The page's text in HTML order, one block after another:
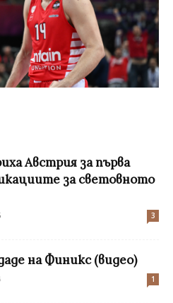
Австрия за първа
за световното
3
на Финикс (видео)
1